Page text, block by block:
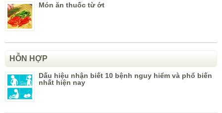
Món ăn thuốc từ ớt
HỖN HỢP
Dấu hiệu nhận biết 10 bệnh nguy hiểm và phổ biến
nhất hiện nay